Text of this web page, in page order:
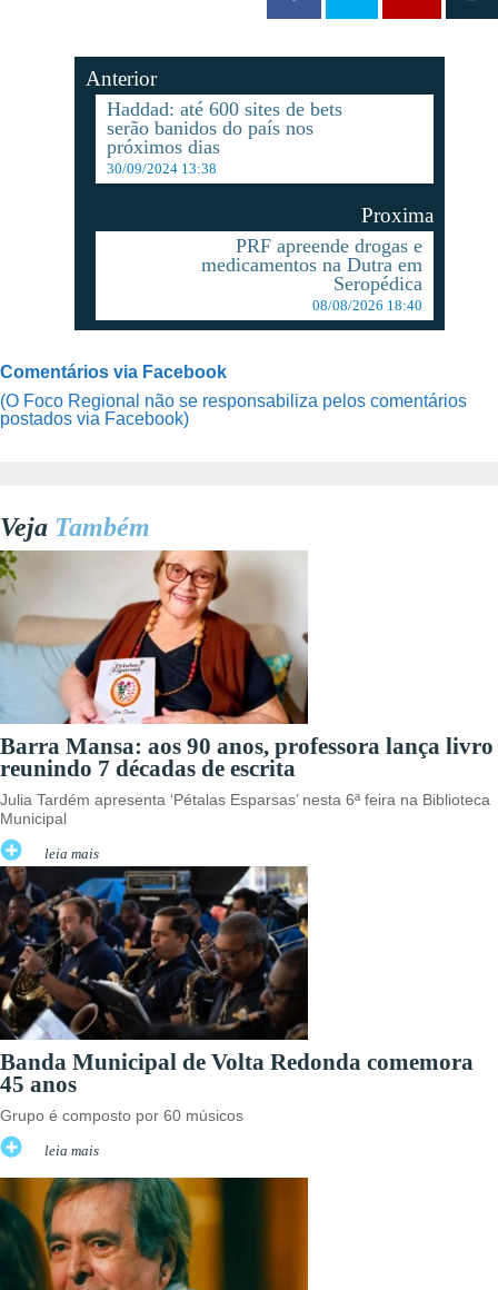
Anterior
Haddad: até 600 sites de bets
serão banidos do país nos
próximos dias
30/09/2024 13:38
Proxima
PRF apreende drogas e
medicamentos na Dutra em
Seropédica
08/08/2026 18:40
Comentários via Facebook
(O Foco Regional não se responsabiliza pelos comentários
postados via Facebook)
Veja Também
Barra Mansa: aos 90 anos, professora lança livro
reunindo 7 décadas de escrita
Julia Tardém apresenta ‘Pétalas Esparsas’ nesta 6ª feira na Biblioteca
Municipal
leia mais
Banda Municipal de Volta Redonda comemora
45 anos
Grupo é composto por 60 músicos
leia mais